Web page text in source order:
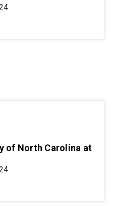
of North Carolina at